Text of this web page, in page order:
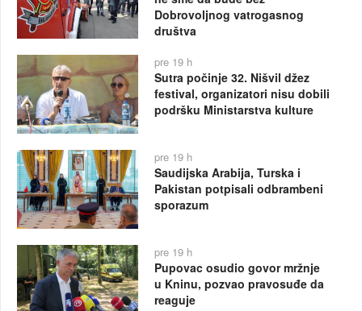
Dobrovoljnog vatrogasnog
društva
pre 19 h
Sutra počinje 32. Nišvil džez
festival, organizatori nisu dobili
podršku Ministarstva kulture
pre 19 h
Saudijska Arabija, Turska i
Pakistan potpisali odbrambeni
sporazum
pre 19 h
Pupovac osudio govor mržnje
u Kninu, pozvao pravosuđe da
reaguje